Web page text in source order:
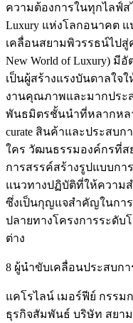
ความต้องการในทุกไลฟ์
Luxury แห่งโลกอนาคต
เคลื่อนสยามพิวรรธน์ไปสู่
New World of Luxury)
เป็นผู้สร้างแรงบันดาลใจ
งานคุณภาพและมากประ
พันธมิตรชั้นนำที่หลากหล
curate สินค้าและประสบ
ใคร วัฒนธรรมองค์กรที่
การสรรค์สร้างรูปแบบกา
แนวทางปฏิบัติที่ให้ความ
ซึ่งเป็นกุญแจสำคัญในกา
ปลายทางโครงการระดั
ต่าง
8 ผู้นำขับเคลื่อนประสบก
แคโรไลน์ เมอร์ฟีย์ กรรม
ธุรกิจสัมพันธ์ บริษัท สยา